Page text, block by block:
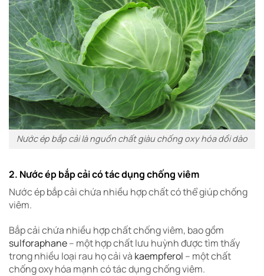
Nước ép bắp cải là nguồn chất giàu chống oxy hóa dồi dào
2. Nước ép bắp cải có tác dụng chống viêm
Nước ép bắp cải chứa nhiều hợp chất có thể giúp chống
viêm.
Bắp cải chứa nhiều hợp chất chống viêm, bao gồm
sulforaphane– một hợp chất lưu huỳnh được tìm thấy
trong nhiều loại rau họ cải và kaempferol – một chất
chống oxy hóa mạnh có tác dụng chống viêm.